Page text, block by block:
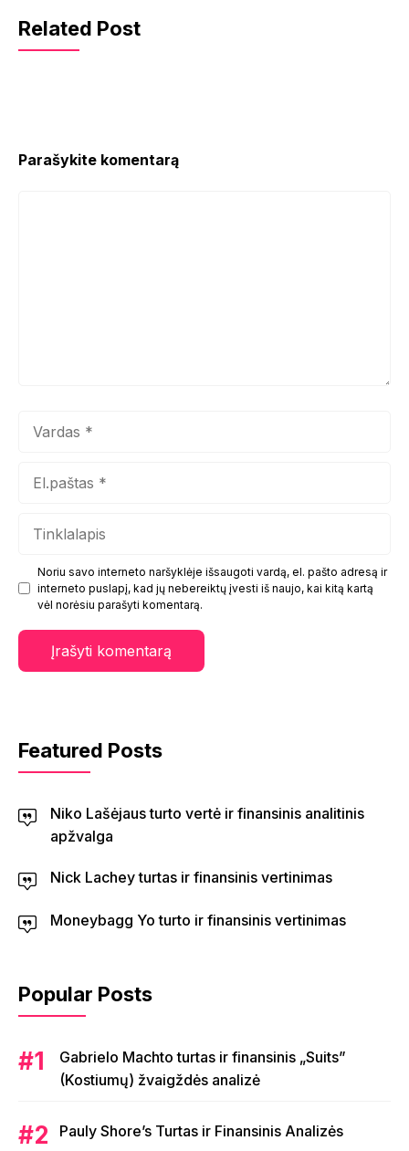
Related Post
Parašykite komentarą
Noriu savo interneto naršyklėje išsaugoti vardą, el. pašto adresą ir
interneto puslapį, kad jų nebereiktų įvesti iš naujo, kai kitą kartą
vėl norėsiu parašyti komentarą.
Featured Posts
Niko Lašėjaus turto vertė ir finansinis analitinis
apžvalga
Nick Lachey turtas ir finansinis vertinimas
Moneybagg Yo turto ir finansinis vertinimas
Popular Posts
Gabrielo Machto turtas ir finansinis „Suits”
(Kostiumų) žvaigždės analizė
Pauly Shore’s Turtas ir Finansinis Analizės